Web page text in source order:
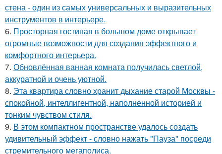
стена - один из самых универсальных и выразительных
инструментов в интерьере.
6. Просторная гостиная в большом доме открывает
огромные возможности для создания эффектного и
комфортного интерьера.
7. Обновлённая ванная комната получилась светлой,
аккуратной и очень уютной.
8. Эта квартира словно хранит дыхание старой Москвы -
спокойной, интеллигентной, наполненной историей и
тонким чувством стиля.
9. В этом компактном пространстве удалось создать
удивительный эффект - словно нажать "Пауза" посреди
стремительного мегаполиса.